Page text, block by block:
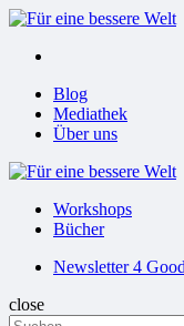
Menu
Menu
Blog
Mediathek
Über uns
Workshops
Bücher
SuchenNewsletter 4
close